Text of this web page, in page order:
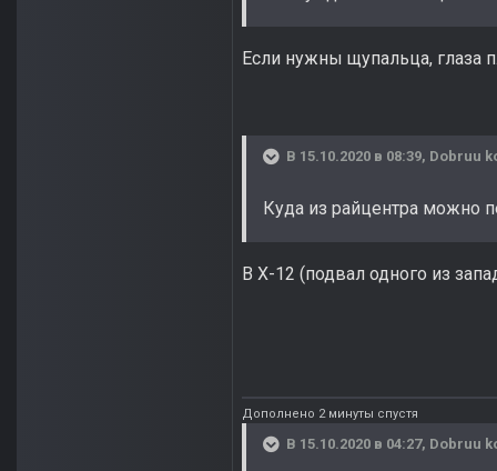
Если нужны щупальца, глаза
В 15.10.2020 в 08:39, Dobruu
Куда из райцентра можно
В Х-12 (подвал одного из
Дополнено 2 минуты спустя
В 15.10.2020 в 04:27, Dobruu